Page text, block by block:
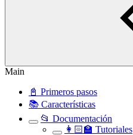
Main
📓 Primeros pasos
📚 Características
📂 Documentación
👩🏻‍🏫 Tutoriales